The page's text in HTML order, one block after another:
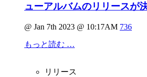
ューアルバムのリリースが
@ Jan 7th 2023 @ 10:17AM 736
もっと読む …
リリース